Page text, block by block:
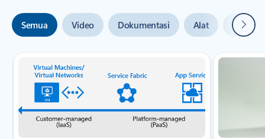
Semua Video Dokumentasi Alat
Slide {0} {1} indikator